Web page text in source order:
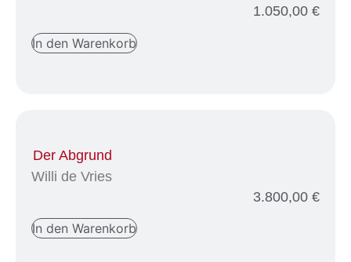
1.050,00 €
In den Warenkorb
Der Abgrund
Willi de Vries
3.800,00 €
In den Warenkorb